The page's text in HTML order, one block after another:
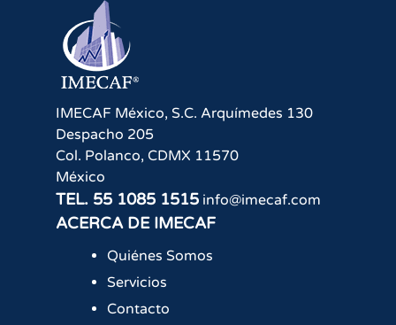
IMECAF México, S.C. Arquímedes 130
Despacho 205
Col. Polanco, CDMX 11570
México
TEL. 55 1085 1515 info@imecaf.com
ACERCA DE IMECAF
Quiénes Somos
Servicios
Contacto